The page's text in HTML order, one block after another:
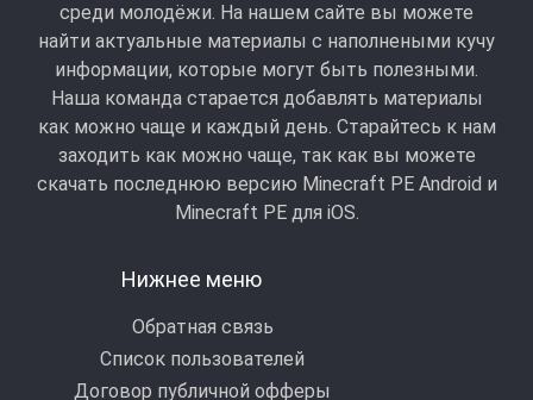
среди молодёжи. На нашем сайте вы можете
найти актуальные материалы с наполнеными кучу
информации, которые могут быть полезными.
Наша команда старается добавлять материалы
как можно чаще и каждый день. Старайтесь к нам
заходить как можно чаще, так как вы можете
скачать последнюю версию Minecraft PE Android и
Minecraft РЕ для iOS.
Нижнее меню
Обратная связь
Список пользователей
Договор публичной офферы